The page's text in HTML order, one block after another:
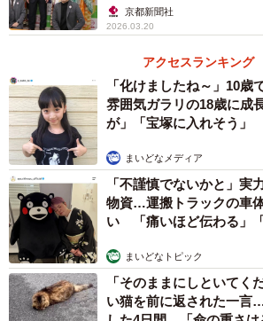
に、
「ありがとうございます。印刷してう
た。会場で親に持たせます^ ^裏は白の
プを押してこようと思います。」
「ありがとうございます♪使わせて頂き
「一石二鳥のアイデアナイスですね♥」
などと、今回も感謝のコメントがたく
す。
◾️つじさんのＸ（最新マップはＸでご
https://x.com/t_tsuji
京都新聞社
2026.03.20
アクセスランキング
「化けましたね～」10
雰囲気ガラリの18歳に
が」「宝塚に入れそう」
まいどなメディア
「不謹慎でないかと」実
物資…運搬トラックの車
い 「痛いほど伝わる」「
まいどなトピック
「そのままにしといてく
い猫を前に返された一